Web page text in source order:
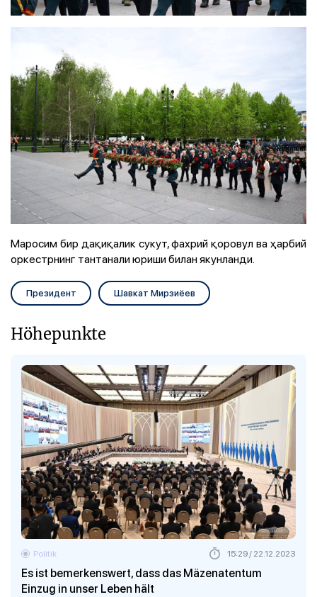
Маросим бир дақиқалик сукут, фахрий қоровул ва ҳарбий
оркестрнинг тантанали юриши билан якунланди.
Президент Шавкат Мирзиёев
Höhepunkte
Es ist bemerkenswert, dass das Mäzenatentum
Einzug in unser Leben hält
Politik 15:29 / 22.12.2023